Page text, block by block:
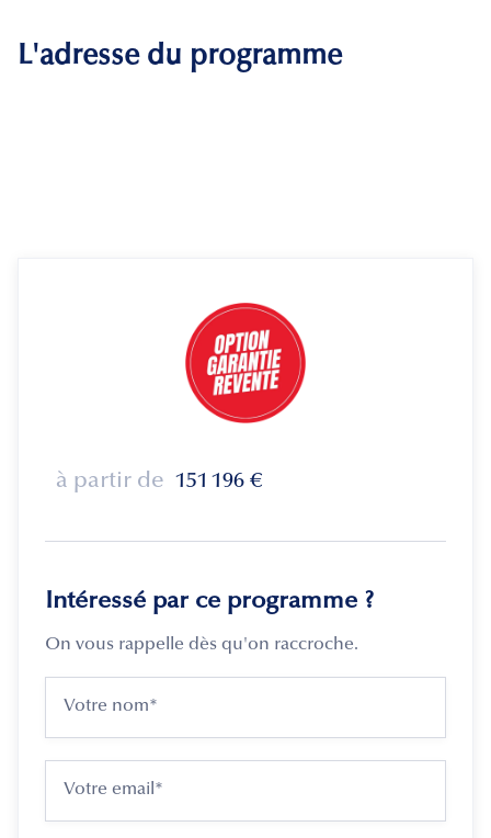
L'adresse du programme
à partir de 151 196 €
Intéressé par ce programme ?
On vous rappelle dès qu'on raccroche.